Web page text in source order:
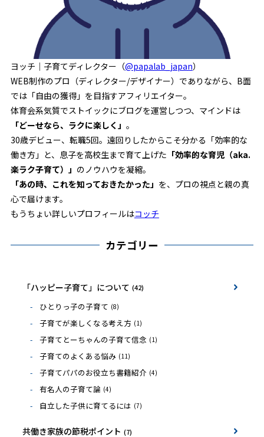
ヨッチ｜子育てディレクター（@papalab_japan）
WEB制作のプロ（ディレクター/デザイナー）でありながら、B面
では「自由の獲得」を目指すアフィリエイター。
体育会系気質でストイックにブログを運営しつつ、マインドは
「どーせなら、ラクに楽しく」 。
30歳デビュー、転職5回。遠回りしたからこそ分かる「効率的な
働き方」と、息子を高校生まで育て上げた 「効率的な育児（aka.
楽ラク子育て）」 のノウハウを凝縮。
「あの時、これを知っておきたかった」 を、プロの視点と親の真
心で届けます。
もうちょい詳しいプロフィールはコッチ
カテゴリー
「ハッピー子育て」について (42)
ひとりっ子の子育て (8)
子育てが楽しくなる考え方 (1)
子育てとーちゃんの子育て信念 (1)
子育てのよくある悩み (11)
子育てパパのお役立ち書籍紹介 (4)
有名人の子育て論 (4)
自立した子供に育てるには (7)
共働き家族の節税ポイント (7)